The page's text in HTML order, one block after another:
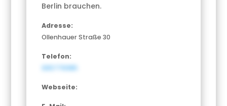
Berlin brauchen.
Adresse:
Ollenhauer Straße 30
Telefon:
3057710185
Webseite: